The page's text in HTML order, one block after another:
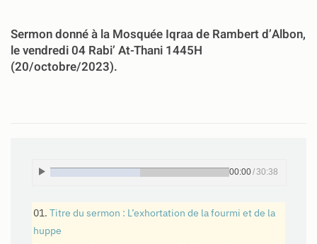
Sermon donné à la Mosquée Iqraa de Rambert d’Albon,
le vendredi 04 Rabi’ At-Thani 1445H
(20/octobre/2023).
00:00/30:38
Titre du sermon : L’exhortation de la fourmi et de la
huppe